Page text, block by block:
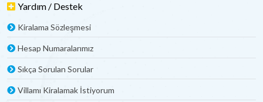
Yardım / Destek
Kiralama Sözleşmesi
Hesap Numaralarımız
Sıkça Sorulan Sorular
Villamı Kiralamak İstiyorum